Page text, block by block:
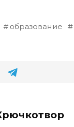
образование